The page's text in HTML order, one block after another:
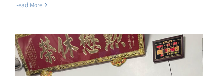
Read More